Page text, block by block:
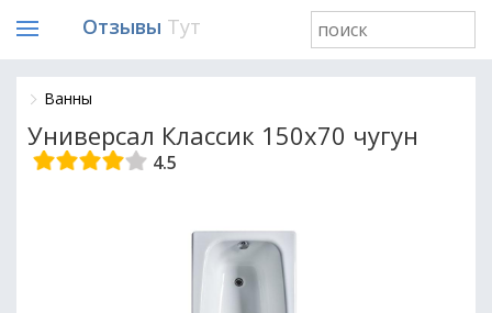
Отзывы Тут
Ванны
Универсал Классик 150x70 чугун
4.5